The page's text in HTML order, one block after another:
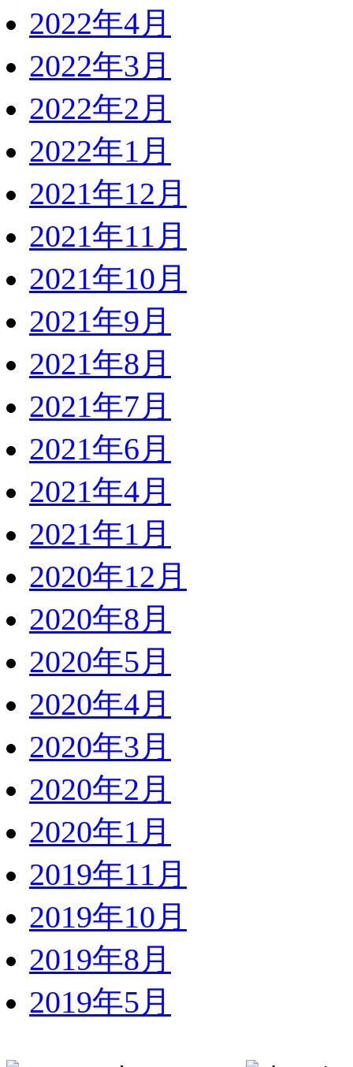
2022年4月
2022年3月
2022年2月
2022年1月
2021年12月
2021年11月
2021年10月
2021年9月
2021年8月
2021年7月
2021年6月
2021年4月
2021年1月
2020年12月
2020年8月
2020年5月
2020年4月
2020年3月
2020年2月
2020年1月
2019年11月
2019年10月
2019年8月
2019年5月